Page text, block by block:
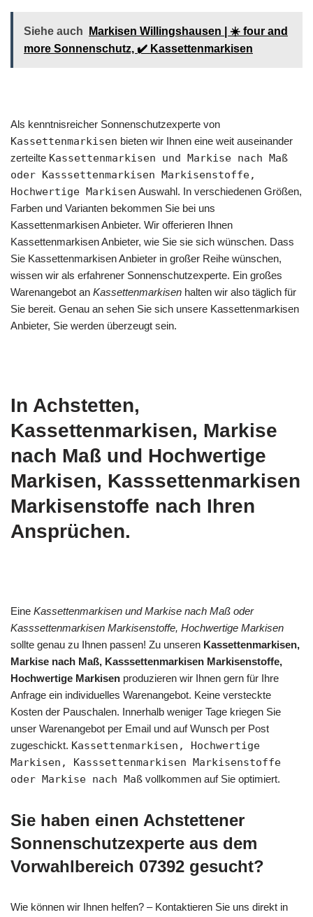
Siehe auch
Markisen Willingshausen | ☀️ four and
more Sonnenschutz, ✔️ Kassettenmarkisen
Als kenntnisreicher Sonnenschutzexperte von
Kassettenmarkisen bieten wir Ihnen eine weit auseinander
zerteilte Kassettenmarkisen und Markise nach Maß
oder Kasssettenmarkisen Markisenstoffe,
Hochwertige Markisen Auswahl. In verschiedenen Größen,
Farben und Varianten bekommen Sie bei uns
Kassettenmarkisen Anbieter. Wir offerieren Ihnen
Kassettenmarkisen Anbieter, wie Sie sie sich wünschen. Dass
Sie Kassettenmarkisen Anbieter in großer Reihe wünschen,
wissen wir als erfahrener Sonnenschutzexperte. Ein großes
Warenangebot an Kassettenmarkisen halten wir also täglich für
Sie bereit. Genau an sehen Sie sich unsere Kassettenmarkisen
Anbieter, Sie werden überzeugt sein.
In Achstetten,
Kassettenmarkisen, Markise
nach Maß und Hochwertige
Markisen, Kasssettenmarkisen
Markisenstoffe nach Ihren
Ansprüchen.
Eine Kassettenmarkisen und Markise nach Maß oder
Kasssettenmarkisen Markisenstoffe, Hochwertige Markisen
sollte genau zu Ihnen passen! Zu unseren Kassettenmarkisen,
Markise nach Maß, Kasssettenmarkisen Markisenstoffe,
Hochwertige Markisen produzieren wir Ihnen gern für Ihre
Anfrage ein individuelles Warenangebot. Keine versteckte
Kosten der Pauschalen. Innerhalb weniger Tage kriegen Sie
unser Warenangebot per Email und auf Wunsch per Post
zugeschickt. Kassettenmarkisen, Hochwertige
Markisen, Kasssettenmarkisen Markisenstoffe
oder Markise nach Maß vollkommen auf Sie optimiert.
Sie haben einen Achstettener
Sonnenschutzexperte aus dem
Vorwahlbereich 07392 gesucht?
Wie können wir Ihnen helfen? – Kontaktieren Sie uns direkt in